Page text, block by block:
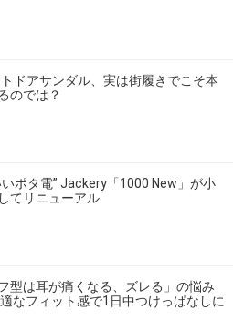
ドアサンダル、実は街履きでこそ本
のでは？
ポタ電” Jackery「1000 New」が小
てリニューアル
型は耳が痛くなる、ズレる」の悩み
なフィット感で1日中つけっぱなしに